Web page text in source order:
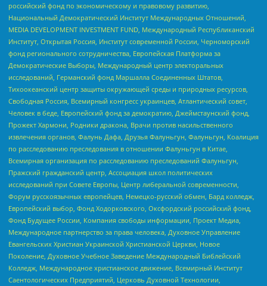
российский фонд по экономическому и правовому развитию,
Национальный Демократический Институт Международных Отношений,
MEDIA DEVELOPMENT INVESTMENT FUND, Международный Республиканский
Институт, Открытая Россия, Институт современной России, Черноморский
фонд регионального сотрудничества, Европейская Платформа за
Демократические Выборы, Международный центр электоральных
исследований, Германский фонд Маршалла Соединенных Штатов,
Тихоокеанский центр защиты окружающей среды и природных ресурсов,
Свободная Россия, Всемирный конгресс украинцев, Атлантический совет,
Человек в беде, Европейский фонд за демократию, Джеймстаунский фонд,
Прожект Хармони, Родники дракона, Врачи против насильственного
извлечения органов, Фалунь Дафа, Друзья Фалуньгун, Фалуньгун, Коалиция
по расследованию преследования в отношении Фалуньгун в Китае,
Всемирная организация по расследованию преследований Фалуньгун,
Пражский гражданский центр, Ассоциация школ политических
исследований при Совете Европы, Центр либеральной современности,
Форум русскоязычных европейцев, Немецко-русский обмен, Бард колледж,
Европейский выбор, Фонд Ходорковского, Оксфордский российский фонд,
Фонд Будущее России, Компания свободы информации, Проект Медиа,
Международное партнерство за права человека, Духовное Управление
Евангельских Христиан Украинской Христианской Церкви, Новое
Поколение, Духовное Учебное Заведение Международный Библейский
Колледж, Международное христианское движение, Всемирный Институт
Саентологических Предприятий, Церковь Духовной Технологии,